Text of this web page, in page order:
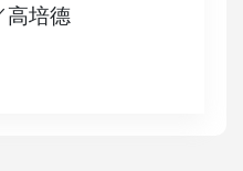
高培德